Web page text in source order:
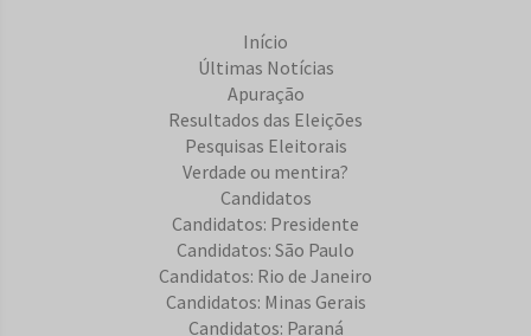
Início
Últimas Notícias
Apuração
Resultados das Eleições
Pesquisas Eleitorais
Verdade ou mentira?
Candidatos
Candidatos: Presidente
Candidatos: São Paulo
Candidatos: Rio de Janeiro
Candidatos: Minas Gerais
Candidatos: Paraná